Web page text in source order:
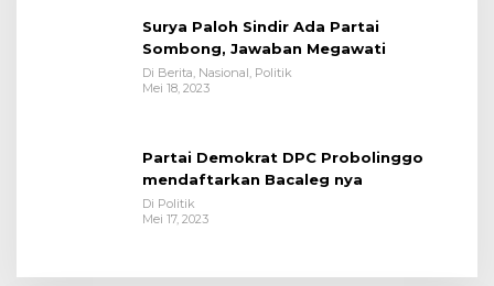
Surya Paloh Sindir Ada Partai
Sombong, Jawaban Megawati
Di Berita, Nasional, Politik
Mei 18, 2023
Partai Demokrat DPC Probolinggo
mendaftarkan Bacaleg nya
Di Politik
Mei 17, 2023